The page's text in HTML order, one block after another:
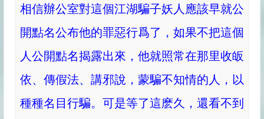
相信辦公室對這個江湖騙子妖人應該早就公
開點名公布他的罪惡行爲了，如果不把這個
人公開點名揭露出來，他就照常在那里收皈
依、傳假法、講邪說，蒙騙不知情的人，以
種種名目行騙。可是等了這麽久，還看不到